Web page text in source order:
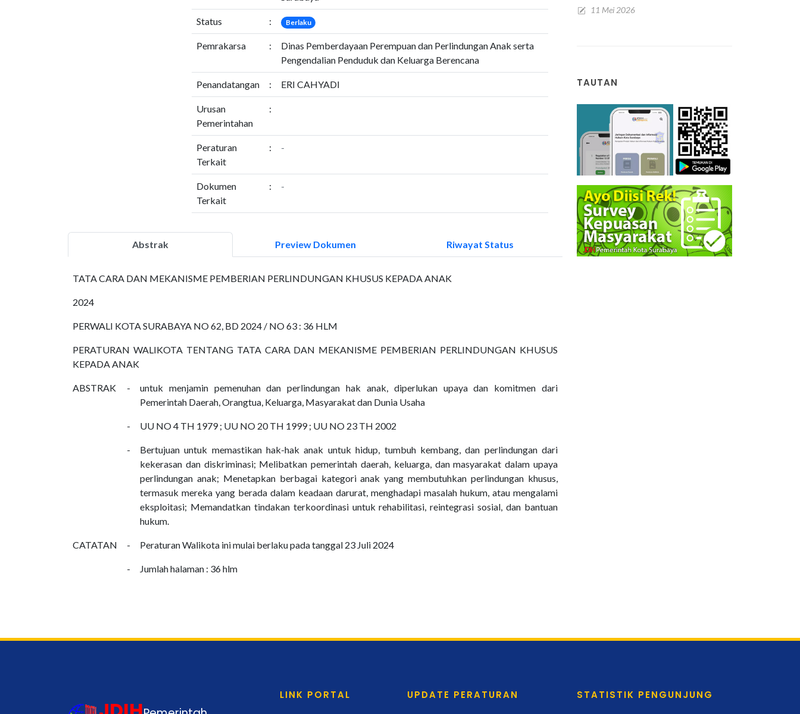
Status : Berlaku
Pemrakarsa :
Dinas Pemberdayaan Perempuan dan Perlindungan Anak serta
Pengendalian Penduduk dan Keluarga Berencana
Penandatangan : ERI CAHYADI
Urusan
Pemerintahan
:
Peraturan
Terkait
: -
Dokumen
Terkait
: -
Abstrak Preview Dokumen Riwayat Status
TATA CARA DAN MEKANISME PEMBERIAN PERLINDUNGAN KHUSUS KEPADA ANAK
2024
PERWALI KOTA SURABAYA NO 62, BD 2024 / NO 63 : 36 HLM
PERATURAN WALIKOTA TENTANG TATA CARA DAN MEKANISME PEMBERIAN PERLINDUNGAN KHUSUS
KEPADA ANAK
ABSTRAK -
untuk menjamin pemenuhan dan perlindungan hak anak, diperlukan upaya dan komitmen dari
Pemerintah Daerah, Orangtua, Keluarga, Masyarakat dan Dunia Usaha
- UU NO 4 TH 1979 ; UU NO 20 TH 1999 ; UU NO 23 TH 2002
-
Bertujuan untuk memastikan hak-hak anak untuk hidup, tumbuh kembang, dan perlindungan dari
kekerasan dan diskriminasi; Melibatkan pemerintah daerah, keluarga, dan masyarakat dalam upaya
perlindungan anak; Menetapkan berbagai kategori anak yang membutuhkan perlindungan khusus,
termasuk mereka yang berada dalam keadaan darurat, menghadapi masalah hukum, atau mengalami
eksploitasi; Memandatkan tindakan terkoordinasi untuk rehabilitasi, reintegrasi sosial, dan bantuan
hukum.
CATATAN - Peraturan Walikota ini mulai berlaku pada tanggal 23 Juli 2024
- Jumlah halaman : 36 hlm
11 Mei 2026
TAUTAN
LINK PORTAL UPDATE PERATURAN STATISTIK PENGUNJUNG